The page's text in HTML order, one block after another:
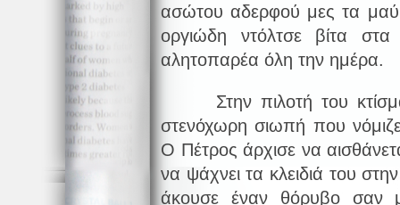
ασώτου αδερφού μες τα
οργιώδη ντόλτσε βίτα
αλητοπαρέα όλη την ημέρα.
Στην πιλοτή του
στενόχωρη σιωπή που
Ο Πέτρος άρχισε να
να ψάχνει τα κλειδιά του
άκουσε έναν θόρυβο σαν